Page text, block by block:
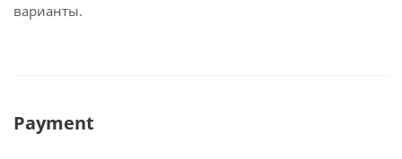
варианты.
Payment